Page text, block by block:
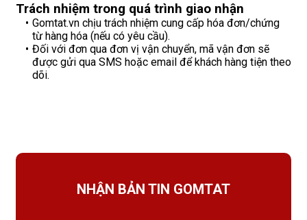
Trách nhiệm trong quá trình giao nhận
Gomtat.vn chịu trách nhiệm cung cấp hóa đơn/chứng
từ hàng hóa (nếu có yêu cầu).
Đối với đơn qua đơn vị vận chuyển, mã vận đơn sẽ
được gửi qua SMS hoặc email để khách hàng tiện theo
dõi.
NHẬN BẢN TIN GOMTAT